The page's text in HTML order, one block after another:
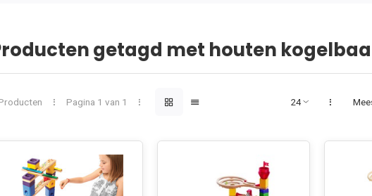
getagd met houten
Pagina 1 van 1